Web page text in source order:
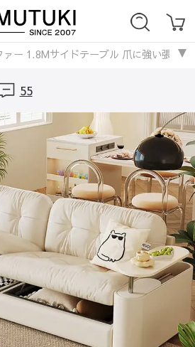
ァー 1.8Mサイドテーブル 爪に強い張地
ファ/
55